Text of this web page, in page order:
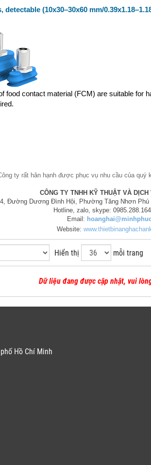
(10x30–30x60 mm/
food contact material (FCM) are suitable for
ty rất hân hạnh được phục vụ nhu cầu của quý
CÔNG TY TNHH KỸ THUẬT VÀ DỊCH
Đường Dương Đình Hội, Phường Tăng Nhơn Phú
Hotline, zalo, skype:
Email:
Website:
Hiển thị mỗi trang
Dữ liệu đang được cập nhật, vui
Hồ Chí Minh